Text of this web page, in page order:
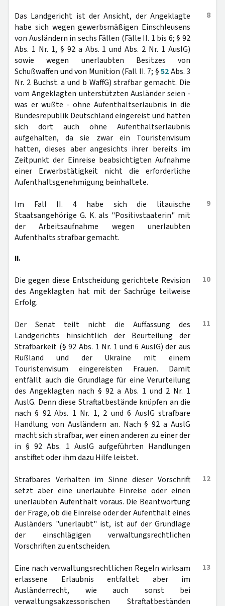
8
Das Landgericht ist der Ansicht, der Angeklagte
habe sich wegen gewerbsmäßigen Einschleusens
von Ausländern in sechs Fällen (Fälle II. 1 bis 6; § 92
Abs. 1 Nr. 1, § 92 a Abs. 1 und Abs. 2 Nr. 1 AuslG)
sowie wegen unerlaubten Besitzes von
Schußwaffen und von Munition (Fall II. 7; §52Abs. 3
Nr. 2 Buchst. a und b WaffG) strafbar gemacht. Die
vom Angeklagten unterstützten Ausländer seien -
was er wußte - ohne Aufenthaltserlaubnis in die
Bundesrepublik Deutschland eingereist und hätten
sich dort auch ohne Aufenthaltserlaubnis
aufgehalten, da sie zwar ein Touristenvisum
hatten, dieses aber angesichts ihrer bereits im
Zeitpunkt der Einreise beabsichtigten Aufnahme
einer Erwerbstätigkeit nicht die erforderliche
Aufenthaltsgenehmigung beinhaltete.
9
Im Fall II. 4 habe sich die litauische
Staatsangehörige G. K. als "Positivstaaterin" mit
der Arbeitsaufnahme wegen unerlaubten
Aufenthalts strafbar gemacht.
II.
10
Die gegen diese Entscheidung gerichtete Revision
des Angeklagten hat mit der Sachrüge teilweise
Erfolg.
11
Der Senat teilt nicht die Auffassung des
Landgerichts hinsichtlich der Beurteilung der
Strafbarkeit (§ 92 Abs. 1 Nr. 1 und 6 AuslG) der aus
Rußland und der Ukraine mit einem
Touristenvisum eingereisten Frauen. Damit
entfällt auch die Grundlage für eine Verurteilung
des Angeklagten nach § 92 a Abs. 1 und 2 Nr. 1
AuslG. Denn diese Straftatbestände knüpfen an die
nach § 92 Abs. 1 Nr. 1, 2 und 6 AuslG strafbare
Handlung von Ausländern an. Nach § 92 a AuslG
macht sich strafbar, wer einen anderen zu einer der
in § 92 Abs. 1 AuslG aufgeführten Handlungen
anstiftet oder ihm dazu Hilfe leistet.
12
Strafbares Verhalten im Sinne dieser Vorschrift
setzt aber eine unerlaubte Einreise oder einen
unerlaubten Aufenthalt voraus. Die Beantwortung
der Frage, ob die Einreise oder der Aufenthalt eines
Ausländers "unerlaubt" ist, ist auf der Grundlage
der einschlägigen verwaltungsrechtlichen
Vorschriften zu entscheiden.
13
Eine nach verwaltungsrechtlichen Regeln wirksam
erlassene Erlaubnis entfaltet aber im
Ausländerrecht, wie auch sonst bei
verwaltungsakzessorischen Straftatbeständen